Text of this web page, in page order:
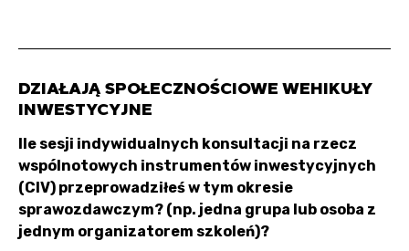
DZIAŁAJĄ SPOŁECZNOŚCIOWE WEHIKUŁY
INWESTYCYJNE
Ile sesji indywidualnych konsultacji na rzecz
wspólnotowych instrumentów inwestycyjnych
(CIV) przeprowadziłeś w tym okresie
sprawozdawczym? (np. jedna grupa lub osoba z
jednym organizatorem szkoleń)?